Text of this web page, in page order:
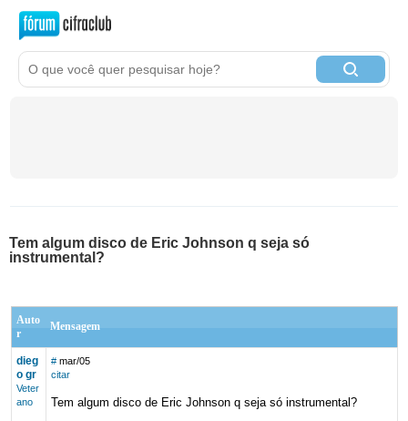
Tem algum disco de Eric Johnson q seja só
instrumental?
Auto
r
Mensagem
dieg
o gr
Veter
ano
# mar/05
citar
Tem algum disco de Eric Johnson q seja só instrumental?